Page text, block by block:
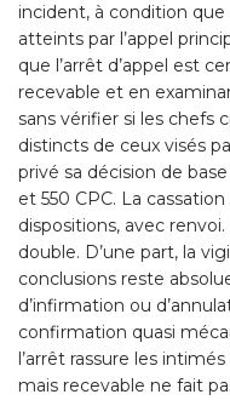
incident, à condition
atteints par l’appel
que l’arrêt d’appel est
recevable et en
sans vérifier si les chefs
distincts de ceux visés
privé sa décision de
et 550 CPC. La
dispositions, avec
double. D’une part, la
conclusions reste
d’infirmation ou
confirmation quasi
l’arrêt rassure les
mais recevable ne fait